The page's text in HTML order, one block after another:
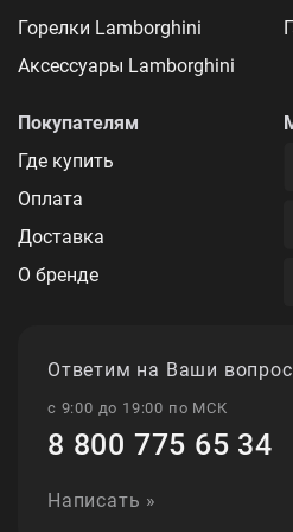
Горелки Lamborghini
Аксессуары Lamborghini
Покупателям
Где купить
Оплата
Доставка
О бренде
Ответим на Ваши
с 9:00 до 19:00 по МСК
8 800 775 65 34
Написать »